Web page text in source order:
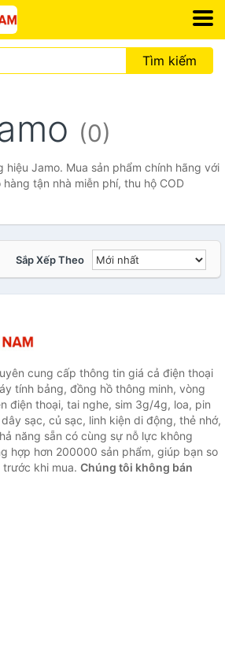
Tìm kiếm
(0)
hiệu Jamo. Mua sản phẩm chính hãng với
tận nhà miễn phí, thu hộ COD
Sắp Xếp Theo
cung cấp thông tin giá cả điện thoại
tính bảng, đồng hồ thông minh, vòng
điện thoại, tai nghe, sim 3g/4g, loa, pin
sạc, củ sạc, linh kiện di động, thẻ nhớ,
năng sẵn có cùng sự nỗ lực không
hợp hơn 200000 sản phẩm, giúp bạn so
trước khi mua. Chúng tôi không bán